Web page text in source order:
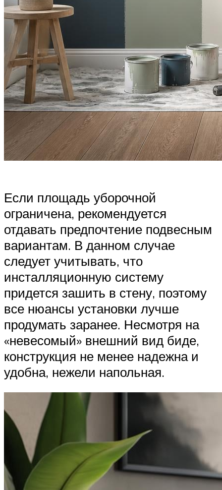
Если площадь уборочной
ограничена, рекомендуется
отдавать предпочтение подвесным
вариантам. В данном случае
следует учитывать, что
инсталляционную систему
придется зашить в стену, поэтому
все нюансы установки лучше
продумать заранее. Несмотря на
«невесомый» внешний вид биде,
конструкция не менее надежна и
удобна, нежели напольная.